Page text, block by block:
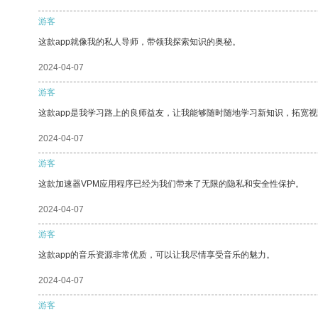
游客
这款app就像我的私人导师，带领我探索知识的奥秘。
2024-04-07
游客
这款app是我学习路上的良师益友，让我能够随时随地学习新知识，拓宽
2024-04-07
游客
这款加速器VPM应用程序已经为我们带来了无限的隐私和安全性保护。
2024-04-07
游客
这款app的音乐资源非常优质，可以让我尽情享受音乐的魅力。
2024-04-07
游客